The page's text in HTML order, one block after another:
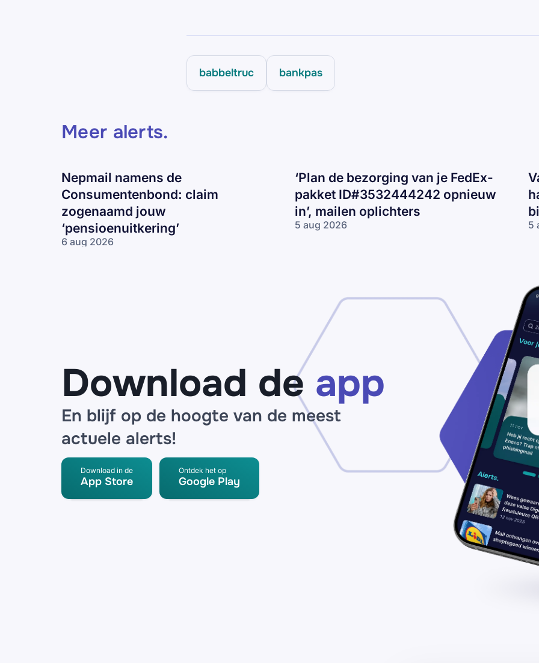
babbeltruc bankpas
Meer alerts.
Nepmail namens de
Consumentenbond: claim
zogenaamd jouw
‘pensioenuitkering’
6 aug 2026
‘Plan de bezorging van je FedEx-
pakket ID#3532444242 opnieuw
in’, mailen oplichters
5 aug 2026
oplichters
5
22
te
je
Download de app
En blijf op de hoogte van de meest
actuele alerts!
Download in de
App Store
Ontdek het op
Google Play